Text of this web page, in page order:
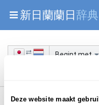
Deze website maakt
Warning: Undefined array
/mnt/web216/d2/76/
新日蘭蘭日辞典
Begint met